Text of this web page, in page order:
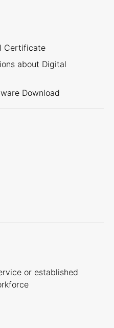
Certificate
about Digital
Download
or established